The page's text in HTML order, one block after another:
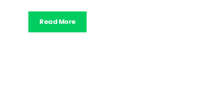
Read More